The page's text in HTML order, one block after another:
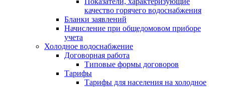
качество горячего водоснабжения
Бланки заявлений
Начисление при общедомовом приборе
учета
Холодное водоснабжение
Договорная работа
Типовые формы договоров
Тарифы
Тарифы для населения на холодное